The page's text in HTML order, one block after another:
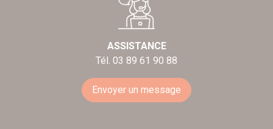
ASSISTANCE
Tél. 03 89 61 90 88
Envoyer un message